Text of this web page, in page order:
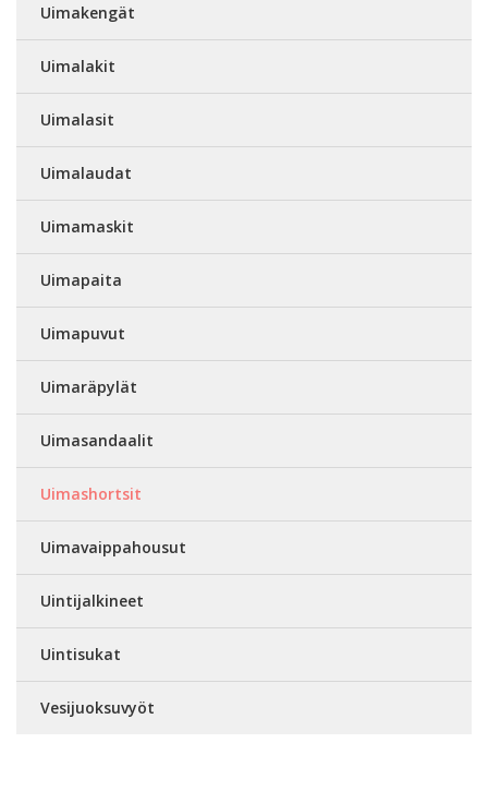
Uimakengät
Uimalakit
Uimalasit
Uimalaudat
Uimamaskit
Uimapaita
Uimapuvut
Uimaräpylät
Uimasandaalit
Uimashortsit
Uimavaippahousut
Uintijalkineet
Uintisukat
Vesijuoksuvyöt